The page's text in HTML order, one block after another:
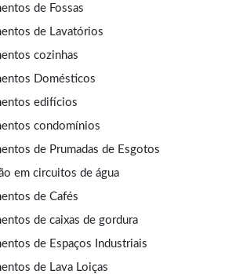
de Fossas
de Lavatórios
cozinhas
Domésticos
edifícios
condomínios
de Prumadas de Esgotos
em circuitos de água
de Cafés
de caixas de gordura
de Espaços Industriais
de Lava Loiças